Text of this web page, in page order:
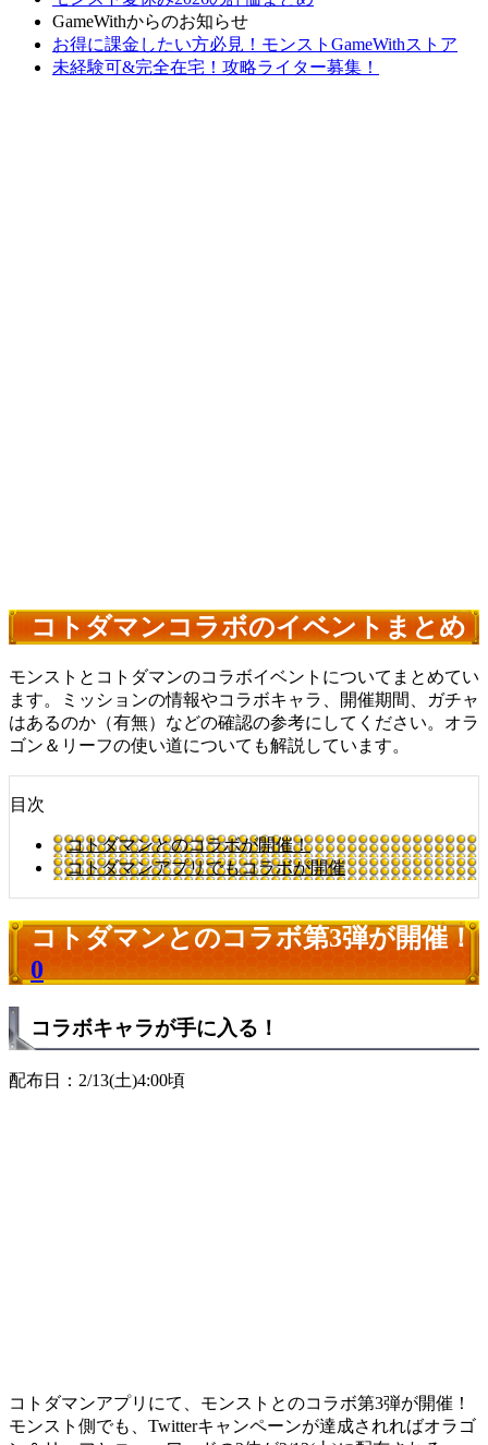
GameWithからのお知らせ
お得に課金したい方必見！モンストGameWithストア
未経験可&完全在宅！攻略ライター募集！
コトダマンコラボのイベントまとめ
モンストとコトダマンのコラボイベントについてまとめてい
ます。ミッションの情報やコラボキャラ、開催期間、ガチャ
はあるのか（有無）などの確認の参考にしてください。オラ
ゴン＆リーフの使い道についても解説しています。
目次
コトダマンとのコラボが開催！
コトダマンアプリでもコラボが開催
コトダマンとのコラボ第3弾が開催！
0
コラボキャラが手に入る！
配布日：2/13(土)4:00頃
コトダマンアプリにて、モンストとのコラボ第3弾が開催！
モンスト側でも、Twitterキャンペーンが達成されればオラゴ